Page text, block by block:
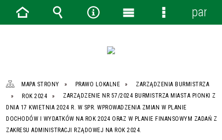
MAPA STRONY PRAWO LOKALNE
ZARZĄDZENIA BURMISTRZA
ROK 2024
ZARZĄDZENIE NR 57/2024 BURMISTRZA MIASTA PIONKI Z
DNIA 17 KWIETNIA 2024 R. W SPR. WPROWADZENIA ZMIAN W PLANIE
DOCHODÓW I WYDATKÓW NA ROK 2024 ORAZ W PLANIE FINANSOWYM ZADAŃ Z
ZAKRESU ADMINISTRACJI RZĄDOWEJ NA ROK 2024.
Strona Wyszukiwarka
NarzędziaMenu
Menu
panel